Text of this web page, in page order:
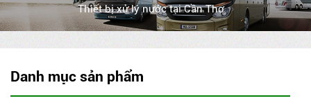
Thiết bị xử lý nước tại Cần Thơ
Danh mục sản phẩm